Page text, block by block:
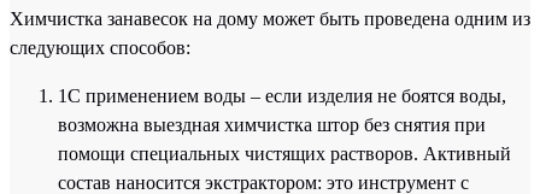
Химчистка занавесок на дому может быть проведена одним из
следующих способов:
1С применением воды – если изделия не боятся воды,
возможна выездная химчистка штор без снятия при
помощи специальных чистящих растворов. Активный
состав наносится экстрактором: это инструмент с